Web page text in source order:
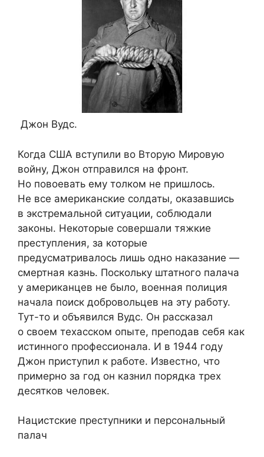
Джон Вудс.
Когда США вступили во Вторую Мировую
войну, Джон отправился на фронт.
Но повоевать ему толком не пришлось.
Не все американские солдаты, оказавшись
в экстремальной ситуации, соблюдали
законы. Некоторые совершали тяжкие
преступления, за которые
предусматривалось лишь одно наказание —
смертная казнь. Поскольку штатного палача
у американцев не было, военная полиция
начала поиск добровольцев на эту работу.
Тут-то и объявился Вудс. Он рассказал
о своем техасском опыте, преподав себя как
истинного профессионала. И в 1944 году
Джон приступил к работе. Известно, что
примерно за год он казнил порядка трех
десятков человек.
Нацистские преступники и персональный
палач